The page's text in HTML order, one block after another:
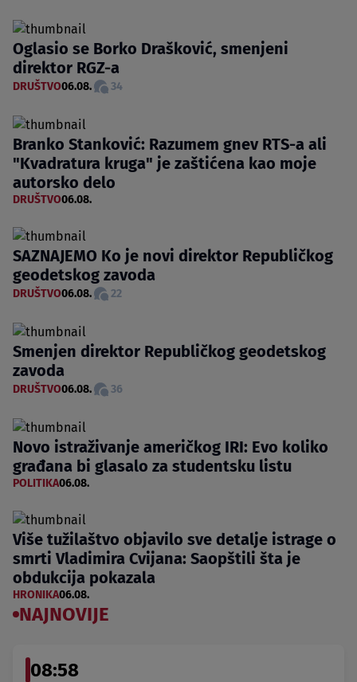
Oglasio se Borko Drašković, smenjeni
direktor RGZ-a
DRUŠTVO06.08. 34
Branko Stanković: Razumem gnev RTS-a ali
"Kvadratura kruga" je zaštićena kao moje
autorsko delo
DRUŠTVO06.08.
SAZNAJEMO Ko je novi direktor Republičkog
geodetskog zavoda
DRUŠTVO06.08. 22
Smenjen direktor Republičkog geodetskog
zavoda
DRUŠTVO06.08. 36
Novo istraživanje američkog IRI: Evo koliko
građana bi glasalo za studentsku listu
POLITIKA06.08.
Više tužilaštvo objavilo sve detalje istrage o
smrti Vladimira Cvijana: Saopštili šta je
obdukcija pokazala
HRONIKA06.08.
NAJNOVIJE
08:58